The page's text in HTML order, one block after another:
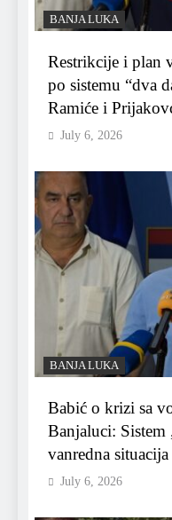
BANJA LUKA
Restrikcije i plan
po sistemu “dva
Ramiće i
July 6, 2026
BANJA LUKA
Babić o krizi sa
Banjaluci:
vanredna
July 6, 2026